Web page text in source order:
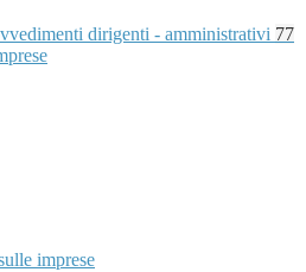
dirigenti - amministrativi 77
imprese